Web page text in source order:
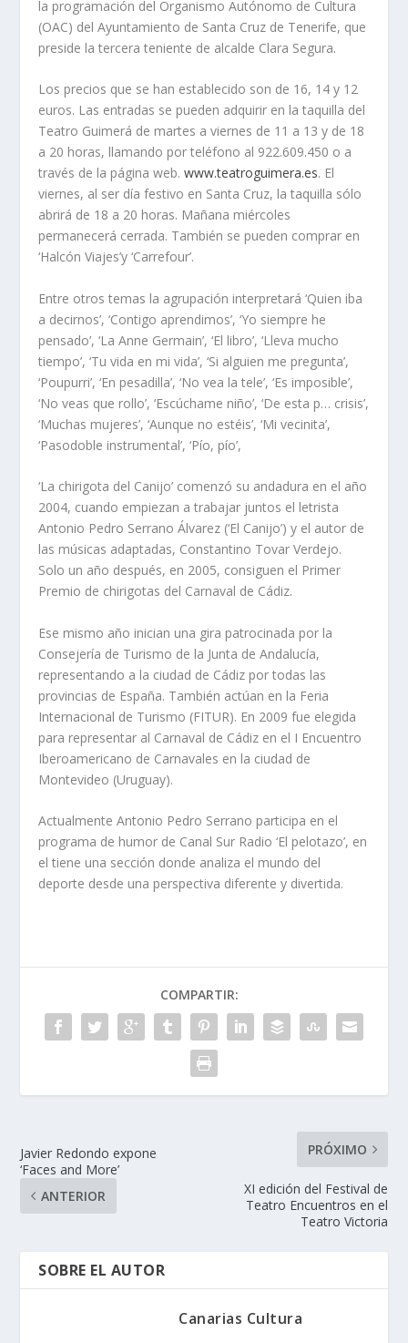
la programación del Organismo Autónomo de Cultura
(OAC) del Ayuntamiento de Santa Cruz de Tenerife, que
preside la tercera teniente de alcalde Clara Segura.
Los precios que se han establecido son de 16, 14 y 12
euros. Las entradas se pueden adquirir en la taquilla del
Teatro Guimerá de martes a viernes de 11 a 13 y de 18
a 20 horas, llamando por teléfono al 922.609.450 o a
través de la página web.www.teatroguimera.es. El
viernes, al ser día festivo en Santa Cruz, la taquilla sólo
abrirá de 18 a 20 horas. Mañana miércoles
permanecerá cerrada. También se pueden comprar en
‘Halcón Viajes’y ‘Carrefour’.
Entre otros temas la agrupación interpretará ‘Quien iba
a decirnos’, ‘Contigo aprendimos’, ‘Yo siempre he
pensado’, ‘La Anne Germain’, ‘El libro’, ‘Lleva mucho
tiempo’, ‘Tu vida en mi vida’, ‘Si alguien me pregunta’,
‘Poupurri’, ‘En pesadilla’, ‘No vea la tele’, ‘Es imposible’,
‘No veas que rollo’, ‘Escúchame niño’, ‘De esta p… crisis’,
‘Muchas mujeres’, ‘Aunque no estéis’, ‘Mi vecinita’,
‘Pasodoble instrumental’, ‘Pío, pío’,
‘La chirigota del Canijo’ comenzó su andadura en el año
2004, cuando empiezan a trabajar juntos el letrista
Antonio Pedro Serrano Álvarez (‘El Canijo’) y el autor de
las músicas adaptadas, Constantino Tovar Verdejo.
Solo un año después, en 2005, consiguen el Primer
Premio de chirigotas del Carnaval de Cádiz.
Ese mismo año inician una gira patrocinada por la
Consejería de Turismo de la Junta de Andalucía,
representando a la ciudad de Cádiz por todas las
provincias de España. También actúan en la Feria
Internacional de Turismo (FITUR). En 2009 fue elegida
para representar al Carnaval de Cádiz en el I Encuentro
Iberoamericano de Carnavales en la ciudad de
Montevideo (Uruguay).
Actualmente Antonio Pedro Serrano participa en el
programa de humor de Canal Sur Radio ‘El pelotazo’, en
el tiene una sección donde analiza el mundo del
deporte desde una perspectiva diferente y divertida.
COMPARTIR:
Javier Redondo expone
‘Faces and More’
ANTERIOR
PRÓXIMO
XI edición del Festival de
Teatro Encuentros en el
Teatro Victoria
SOBRE EL AUTOR
Canarias Cultura